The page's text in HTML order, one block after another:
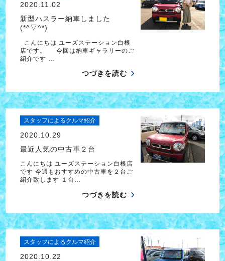
2020.11.02
新型ハスラー納車しました
(*^▽^*)
こんにちは ユーズステーション白根
店です。 今回は納車ギャラリーのご
紹介です …
つづきを読む
スタッフによるクルマ紹介
2020.10.29
最近人気の中古車２台
こんにちは ユーズステーション白根店
です 今週もおすすめの中古車を２台ご
紹介致します １台…
つづきを読む
スタッフによるクルマ紹介
2020.10.22